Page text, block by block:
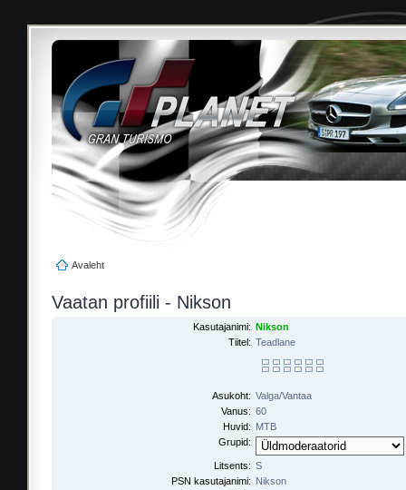
Avaleht
Vaatan profiili - Nikson
Kasutajanimi: Nikson
Tiitel: Teadlane
Asukoht: Valga/Vantaa
Vanus: 60
Huvid: MTB
Grupid:
Litsents: S
PSN kasutajanimi: Nikson